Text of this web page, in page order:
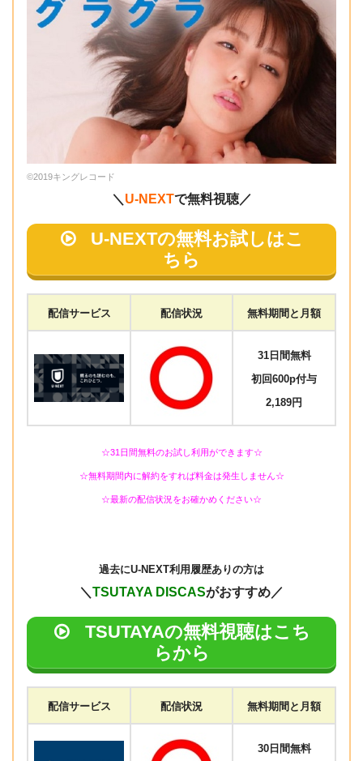
©2019キングレコード
＼ U-NEXTで無料視聴／
U-NEXTの無料お試しはこ
ちら
配信サービス 配信状況 無料期間と月額
31日間無料
初回600p付与
2,189円
☆31日間無料のお試し利用ができます☆
☆無料期間内に解約をすれば料金は発生しません☆
☆最新の配信状況をお確かめください☆
過去にU-NEXT利用履歴ありの方は
＼TSUTAYA DISCASがおすすめ／
TSUTAYAの無料視聴はこち
らから
配信サービス 配信状況 無料期間と月額
30日間無料